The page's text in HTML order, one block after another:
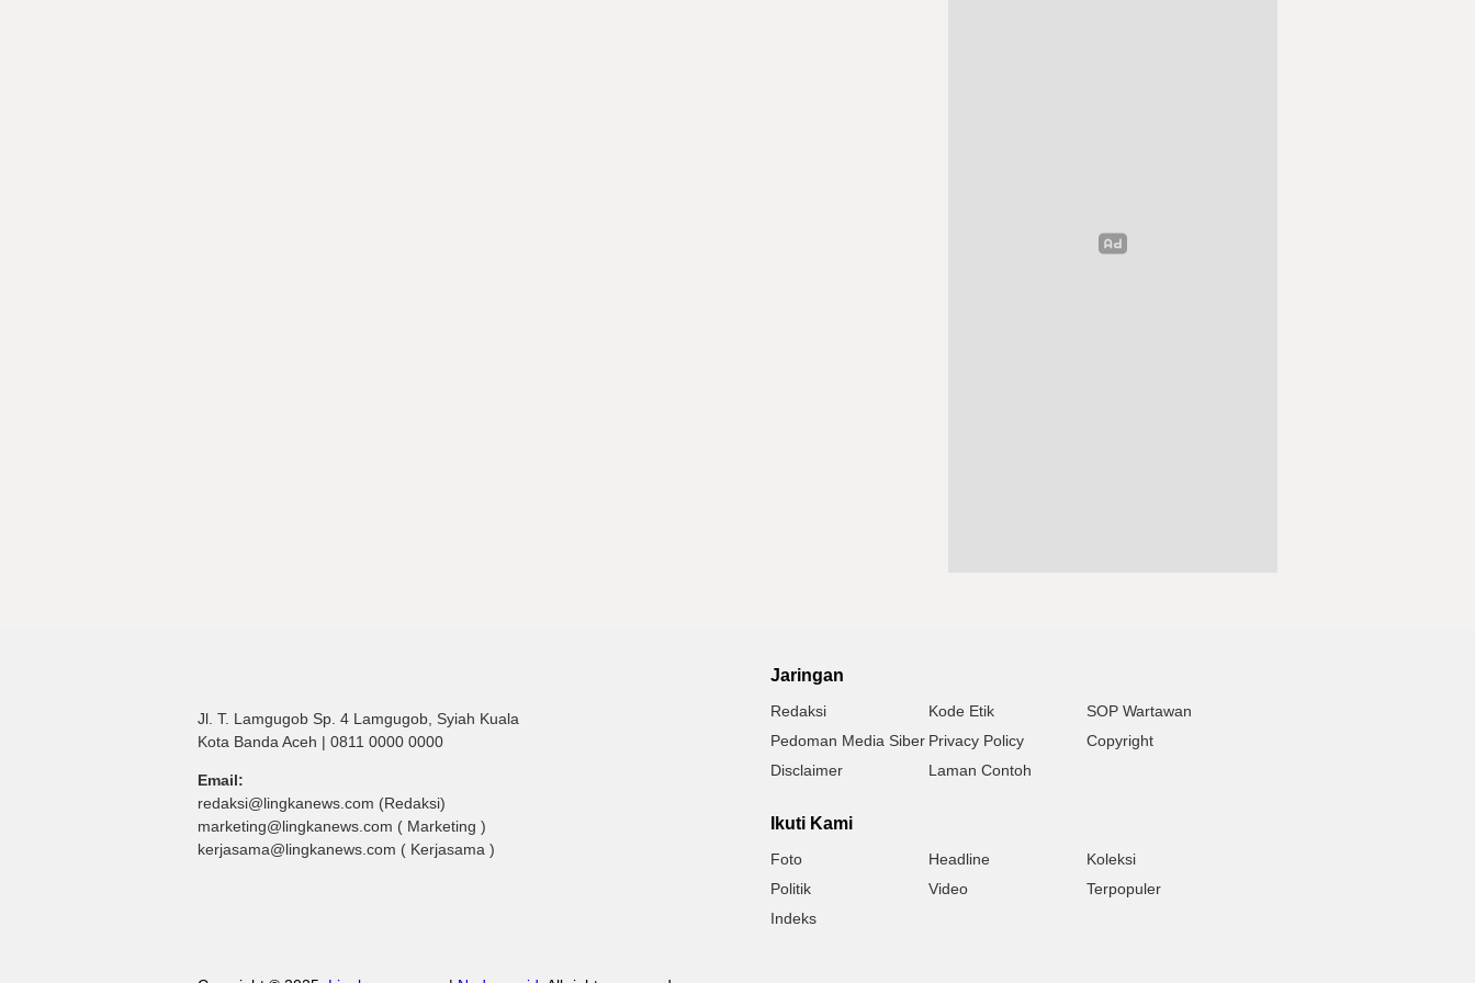
Jl. T. Lamgugob Sp. 4 Lamgugob, Syiah Kuala
Kota Banda Aceh | 0811 0000 0000
Email:
redaksi@lingkanews.com (Redaksi)
marketing@lingkanews.com ( Marketing )
kerjasama@lingkanews.com ( Kerjasama )
Jaringan
Redaksi Kode Etik
SOP Wartawan
Pedoman Media Siber Privacy Policy
Copyright
Disclaimer
Laman Contoh
Ikuti Kami
Foto Headline
Koleksi
Politik
Video
Terpopuler
Indeks